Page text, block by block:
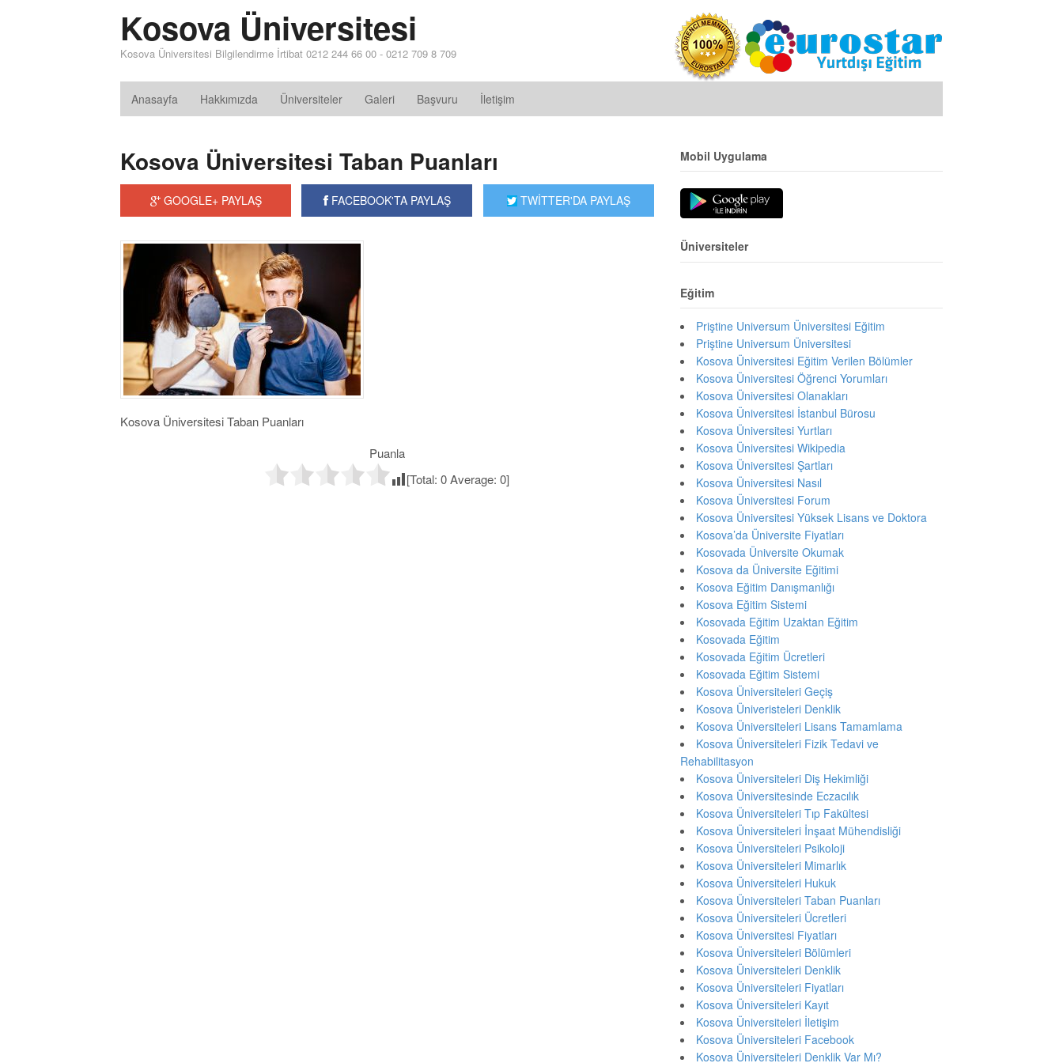
Kosova Üniversitesi
Kosova Üniversitesi Bilgilendirme İrtibat 0212 244 66 00 - 0212 709 8 709
Anasayfa Hakkımızda Üniversiteler Galeri Başvuru İletişim
Kosova Üniversitesi Taban Puanları
GOOGLE+ PAYLAŞ FACEBOOK'TA PAYLAŞ TWİTTER'DA PAYLAŞ
Kosova Üniversitesi Taban Puanları
Puanla
[Total:0Average:0]
Mobil Uygulama
Üniversiteler
Eğitim
Priştine Universum Üniversitesi Eğitim
Priştine Universum Üniversitesi
Kosova Üniversitesi Eğitim Verilen Bölümler
Kosova Üniversitesi Öğrenci Yorumları
Kosova Üniversitesi Olanakları
Kosova Üniversitesi İstanbul Bürosu
Kosova Üniversitesi Yurtları
Kosova Üniversitesi Wikipedia
Kosova Üniversitesi Şartları
Kosova Üniversitesi Nasıl
Kosova Üniversitesi Forum
Kosova Üniversitesi Yüksek Lisans ve Doktora
Kosova’da Üniversite Fiyatları
Kosovada Üniversite Okumak
Kosova da Üniversite Eğitimi
Kosova Eğitim Danışmanlığı
Kosova Eğitim Sistemi
Kosovada Eğitim Uzaktan Eğitim
Kosovada Eğitim
Kosovada Eğitim Ücretleri
Kosovada Eğitim Sistemi
Kosova Üniversiteleri Geçiş
Kosova Üniveristeleri Denklik
Kosova Üniversiteleri Lisans Tamamlama
Kosova Üniversiteleri Fizik Tedavi ve
Rehabilitasyon
Kosova Üniversiteleri Diş Hekimliği
Kosova Üniversitesinde Eczacılık
Kosova Üniversiteleri Tıp Fakültesi
Kosova Üniversiteleri İnşaat Mühendisliği
Kosova Üniversiteleri Psikoloji
Kosova Üniversiteleri Mimarlık
Kosova Üniversiteleri Hukuk
Kosova Üniversiteleri Taban Puanları
Kosova Üniversiteleri Ücretleri
Kosova Üniversitesi Fiyatları
Kosova Üniversiteleri Bölümleri
Kosova Üniversiteleri Denklik
Kosova Üniversiteleri Fiyatları
Kosova Üniversiteleri Kayıt
Kosova Üniversiteleri İletişim
Kosova Üniversiteleri Facebook
Kosova Üniversiteleri Denklik Var Mı?